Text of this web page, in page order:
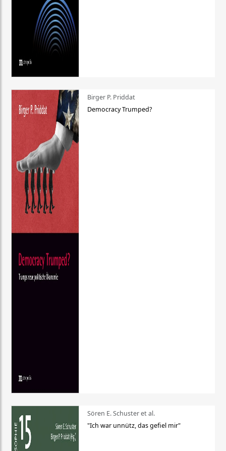
Birger P. Priddat
Democracy Trumped?
Sören E. Schuster et al.
"Ich war unnütz, das gefiel mir"